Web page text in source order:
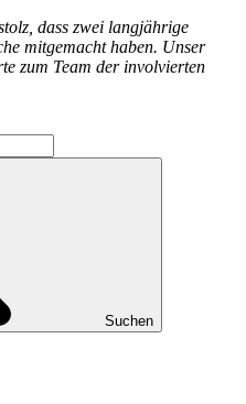
dass zwei langjährige
mitgemacht haben. Unser
zum Team der involvierten
Suchen